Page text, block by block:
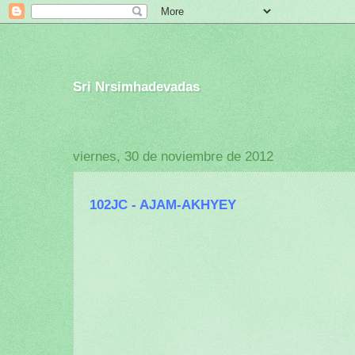
Sri Nrsimhadevadas
viernes, 30 de noviembre de 2012
102JC - AJAM-AKHYEY